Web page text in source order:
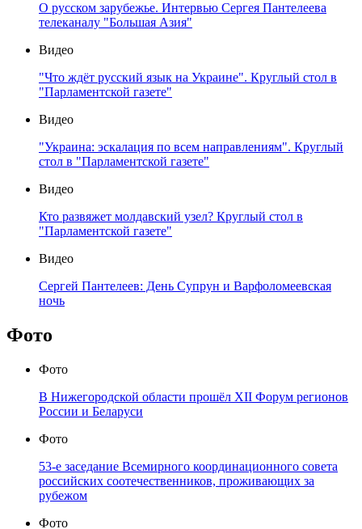
О русском зарубежье. Интервью Сергея Пантелеева
телеканалу "Большая Азия"
Видео
"Что ждёт русский язык на Украине". Круглый стол в
"Парламентской газете"
Видео
"Украина: эскалация по всем направлениям". Круглый
стол в "Парламентской газете"
Видео
Кто развяжет молдавский узел? Круглый стол в
"Парламентской газете"
Видео
Сергей Пантелеев: День Супрун и Варфоломеевская
ночь
Фото
Фото
В Нижегородской области прошёл XII Форум регионов
России и Беларуси
Фото
53-е заседание Всемирного координационного совета
российских соотечественников, проживающих за
рубежом
Фото